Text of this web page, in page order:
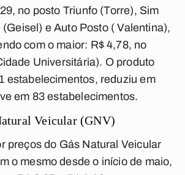
no posto Triunfo (Torre), Sim
e Auto Posto ( Valentina),
com o maior: R$ 4,78, no
Universitária). O produto
estabelecimentos, reduziu em
em 83 estabelecimentos.
Veicular (GNV)
preços do Gás Natural Veicular
o mesmo desde o início de maio,